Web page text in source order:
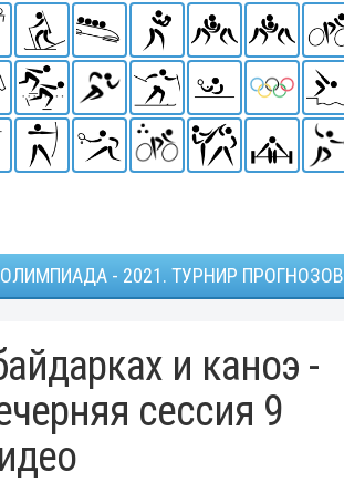
ОЛИМПИАДА - 2021. ТУРНИР ПРОГНОЗОВ
и каноэ -
сессия 9